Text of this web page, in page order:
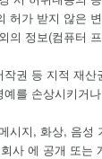
허가 받지 않은
의 정보(컴퓨터
작권 등 지적 재산
예를 손상시키거
시지, 화상, 음성
사 에 공개 또는